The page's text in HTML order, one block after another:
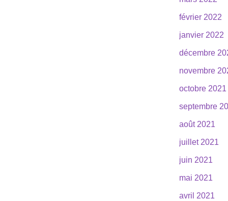
février 2022
janvier 2022
décembre
novembre
octobre 2021
septembre
août 2021
juillet 2021
juin 2021
mai 2021
avril 2021